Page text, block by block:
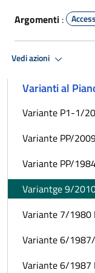
Argomenti :
Vedi azioni
Varianti al
Variante P1-1/
Variante PP/
Variante PP/
Variantge 9/
Variante 7/1980
Variante 6/
Variante 6/1987